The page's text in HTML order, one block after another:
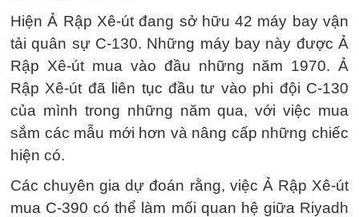
Hiện Ả Rập Xê-út đang sở hữu 42 máy bay vận
tải quân sự C-130. Những máy bay này được Ả
Rập Xê-út mua vào đầu những năm 1970. Ả
Rập Xê-út đã liên tục đầu tư vào phi đội C-130
của mình trong những năm qua, với việc mua
sắm các mẫu mới hơn và nâng cấp những chiếc
hiện có.
Các chuyên gia dự đoán rằng, việc Ả Rập Xê-út
mua C-390 có thể làm mối quan hệ giữa Riyadh